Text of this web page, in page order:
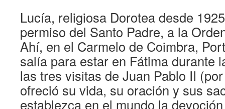
Lucía, religiosa Dorotea desde
permiso del Santo Padre, a la
Ahí, en el Carmelo de Coimbra,
salía para estar en Fátima durante
las tres visitas de Juan Pablo II
ofreció su vida, su oración y sus
establezca en el mundo la